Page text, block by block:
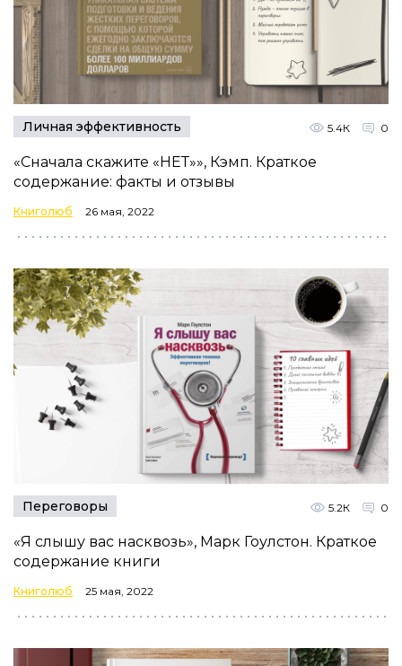
Личная эффективность 5.4К 0
«Сначала скажите «НЕТ»», Кэмп. Краткое
содержание: факты и отзывы
Книголюб 26 мая, 2022
Переговоры 5.2К 0
«Я слышу вас насквозь», Марк Гоулстон. Краткое
содержание книги
Книголюб 25 мая, 2022